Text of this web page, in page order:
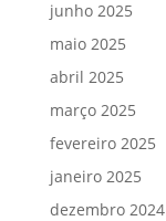
junho 2025
maio 2025
abril 2025
março 2025
fevereiro 2025
janeiro 2025
dezembro 2024